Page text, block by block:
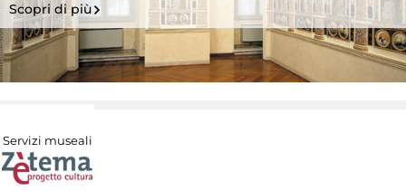
Scopri di più
Servizi museali